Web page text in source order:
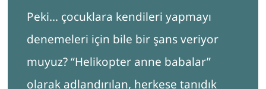
Peki… çocuklara kendileri yapmayı
denemeleri için bile bir şans veriyor
muyuz? “Helikopter anne babalar”
olarak adlandırılan, herkese tanıdık